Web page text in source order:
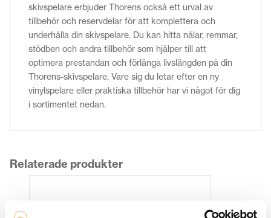
skivspelare erbjuder Thorens också ett urval av
tillbehör och reservdelar för att komplettera och
underhålla din skivspelare. Du kan hitta nålar, remmar,
stödben och andra tillbehör som hjälper till att
optimera prestandan och förlänga livslängden på din
Thorens-skivspelare. Vare sig du letar efter en ny
vinylspelare eller praktiska tillbehör har vi något för dig
i sortimentet nedan.
Relaterade produkter